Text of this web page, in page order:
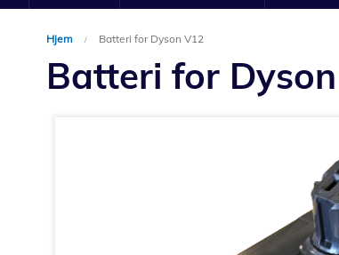
Hjem Batteri for Dyson V12
Batteri for